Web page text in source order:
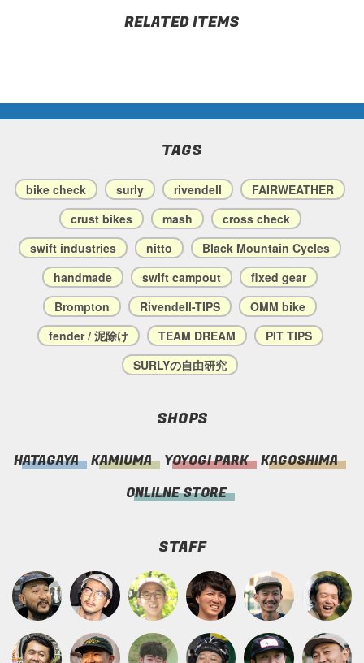
RELATED ITEMS
TAGS
bike check surly rivendell
FAIRWEATHER
crust bikes
mash
cross check
swift industries
nitto
Black Mountain Cycles
handmade
swift campout
fixed gear
Brompton
Rivendell-TIPS
OMM bike
fender / 泥除け
TEAM DREAM
PIT TIPS
SURLYの自由研究
SHOPS
HATAGAYA KAMIUMA YOYOGI PARK
KAGOSHIMA
ONLILNE STORE
STAFF